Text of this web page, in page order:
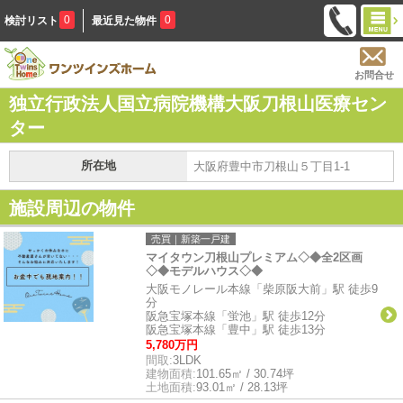
検討リスト 0 最近見た物件 0
お問合せ
独立行政法人国立病院機構大阪刀根山医療セン
ター
所在地 大阪府豊中市刀根山５丁目1-1
施設周辺の物件
売買｜新築一戸建
マイタウン刀根山プレミアム◇◆全2区画
◇◆モデルハウス◇◆
大阪モノレール本線「柴原阪大前」駅 徒歩9
分
阪急宝塚本線「蛍池」駅 徒歩12分
阪急宝塚本線「豊中」駅 徒歩13分
5,780万円
間取:3LDK
建物面積:101.65㎡ / 30.74坪
土地面積:93.01㎡ / 28.13坪